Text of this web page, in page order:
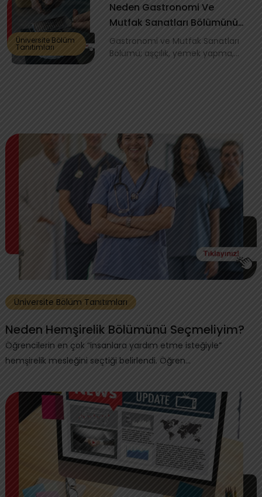
Üniversite Bölüm
Tanıtımları
Neden Gastronomi Ve
Mutfak Sanatları Bölümünü
Seçmeliyim?
Gastronomi ve Mutfak Sanatları
Bölümü; aşçılık, yemek yapma,
Üniversite Bölüm Tanıtımları
Neden Hemşirelik Bölümünü Seçmeliyim?
Öğrencilerin en çok “insanlara yardım etme isteğiyle”
hemşirelik mesleğini seçtiği belirlendi. Öğren...